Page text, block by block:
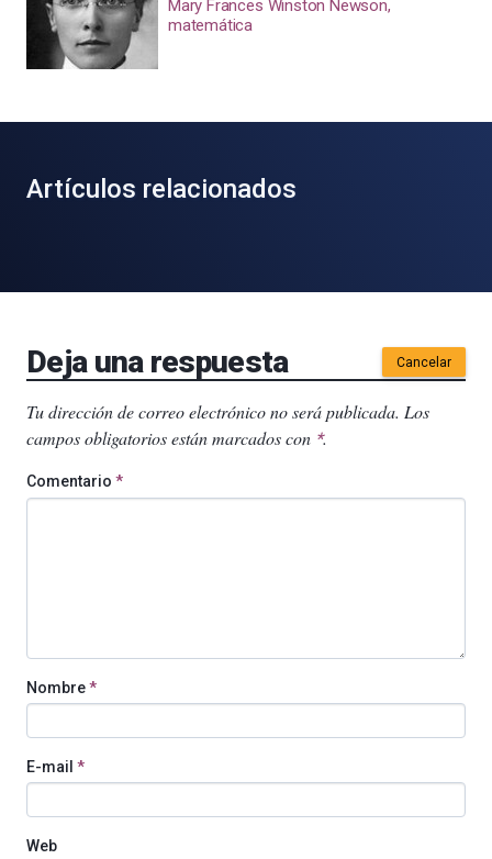
Mary Frances Winston Newson,
matemática
Artículos relacionados
Deja una respuesta Cancelar
Tu dirección de correo electrónico no será publicada. Los
campos obligatorios están marcados con *.
Comentario *
Nombre*
E-mail *
Web